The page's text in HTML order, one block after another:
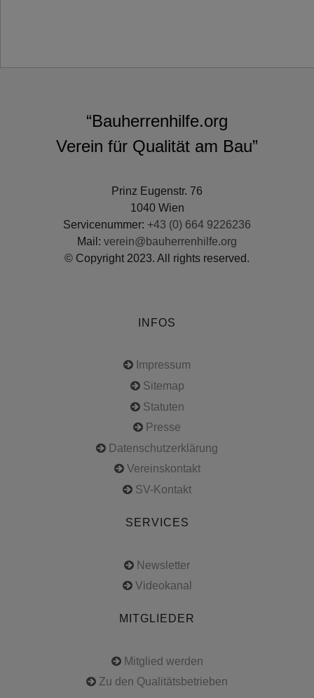
“Bauherrenhilfe.org
Verein für Qualität am Bau”
Prinz Eugenstr. 76
1040 Wien
Servicenummer: +43 (0) 664 9226236
Mail: verein@bauherrenhilfe.org
© Copyright 2023. All rights reserved.
INFOS
Impressum
Sitemap
Statuten
Presse
Datenschutzerklärung
Vereinskontakt
SV-Kontakt
SERVICES
Newsletter
Videokanal
MITGLIEDER
Mitglied werden
Zu den Qualitätsbetrieben